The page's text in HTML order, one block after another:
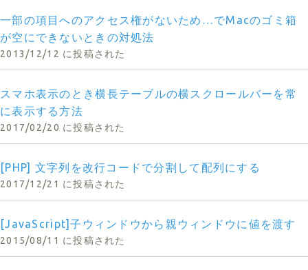
一部の項目へのアクセス権がないため…でMacのゴミ箱
が空にできないときの対処法
2013/12/12 に投稿された
スマホ表示のとき横長テーブルの横スクロールバーを常
に表示する方法
2017/02/20 に投稿された
[PHP] 文字列を改行コードで分割して配列にする
2017/12/21 に投稿された
[JavaScript]子ウィンドウから親ウィンドウに値を渡す
2015/08/11 に投稿された